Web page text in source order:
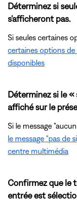
Déterminez si
s'afficheront pas.
Si seules certaines
certaines options
disponibles
Déterminez si le
affiché sur le
Si le message
le message "pas de
centre multimédia
Confirmez que le
entrée est